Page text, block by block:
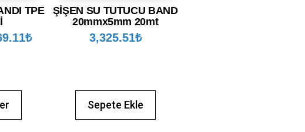
TPE
₺
ŞİŞEN SU TUTUCU BAND
20mmx5mm 20mt
3,325.51₺
Sepete Ekle